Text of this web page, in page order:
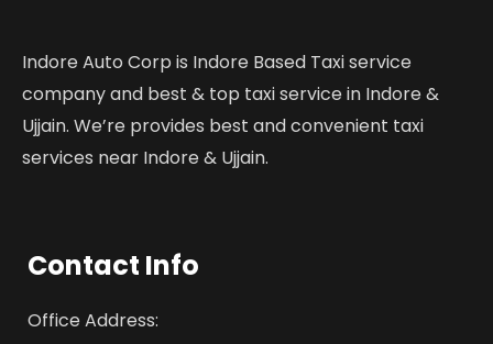
Indore Auto Corp is Indore Based Taxi service
company and best & top taxi service in Indore &
Ujjain. We’re provides best and convenient taxi
services near Indore & Ujjain.
Contact Info
Office Address: